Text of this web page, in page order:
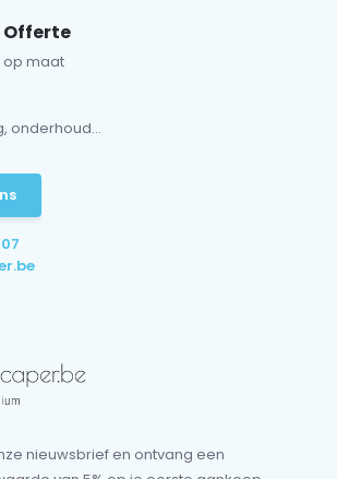
Offerte
op maat
onderhoud...
nieuwsbrief en ontvang een